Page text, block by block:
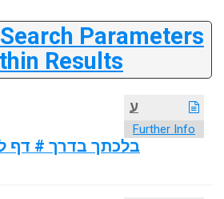
Parameters
Results
ע
Further Info
בלכתך בדרך # דף